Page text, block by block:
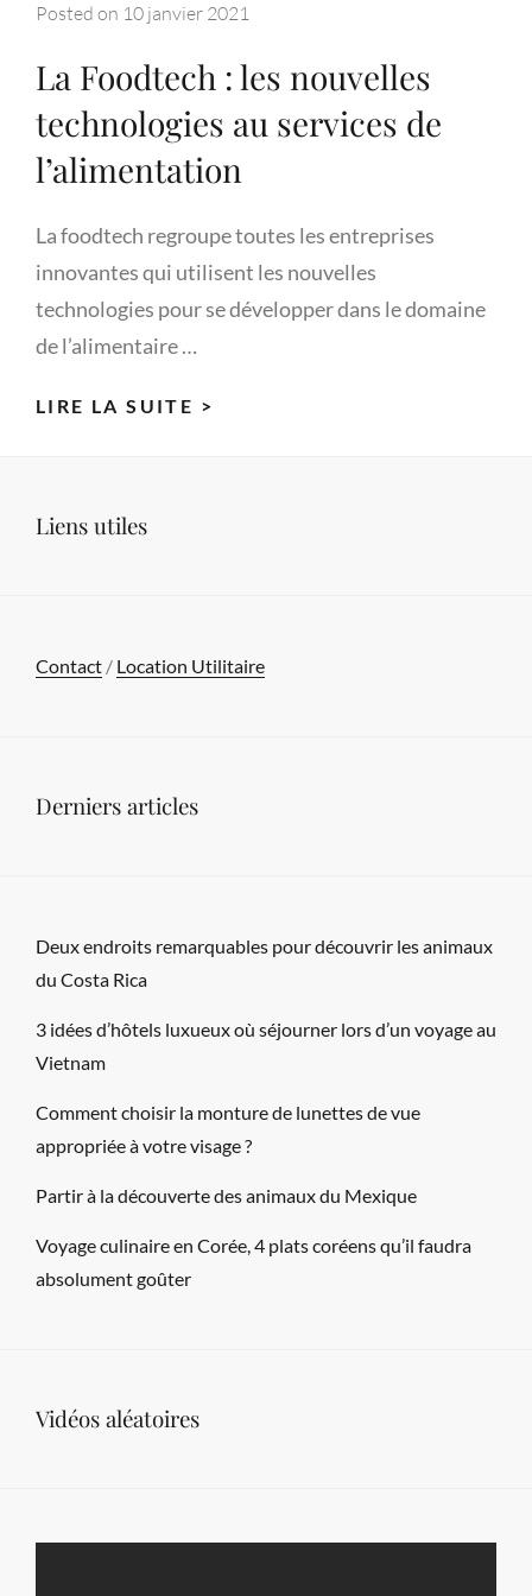
Posted on 10 janvier 2021
La Foodtech : les nouvelles
technologies au services de
l’alimentation
La foodtech regroupe toutes les entreprises
innovantes qui utilisent les nouvelles
technologies pour se développer dans le domaine
de l’alimentaire …
LIRE LA SUITE >
DE
Liens utiles
Contact / Location Utilitaire
Derniers articles
Deux endroits remarquables pour découvrir les animaux
du Costa Rica
3 idées d’hôtels luxueux où séjourner lors d’un voyage au
Vietnam
Comment choisir la monture de lunettes de vue
appropriée à votre visage ?
Partir à la découverte des animaux du Mexique
Voyage culinaire en Corée, 4 plats coréens qu’il faudra
absolument goûter
Vidéos aléatoires